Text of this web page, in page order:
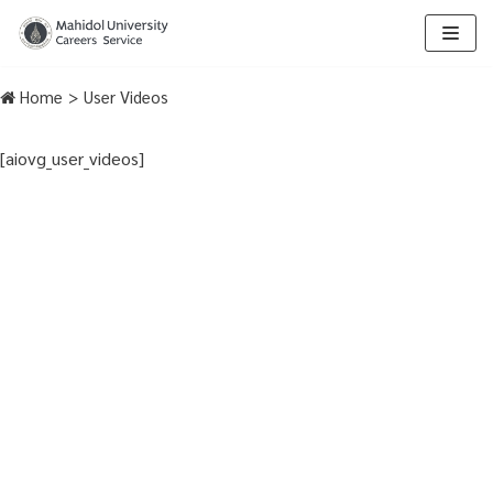
to
Home > User Videos
[aiovg_user_videos]